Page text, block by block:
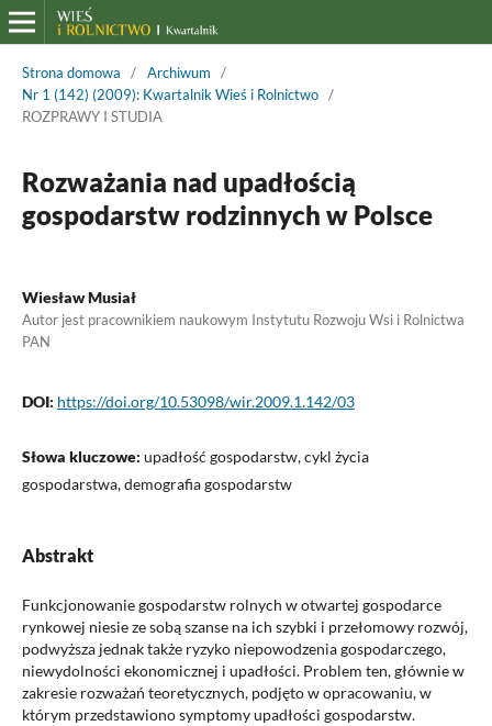
Strona domowa / Archiwum
/
Nr 1 (142) (2009): Kwartalnik Wieś i Rolnictwo /
ROZPRAWY I STUDIA
Rozważania nad upadłością
gospodarstw rodzinnych w Polsce
Wiesław Musiał
Autor jest pracownikiem naukowym Instytutu Rozwoju Wsi i Rolnictwa
PAN
DOI: https://doi.org/10.53098/wir.2009.1.142/03
Słowa kluczowe: upadłość gospodarstw, cykl życia
gospodarstwa, demografia gospodarstw
Abstrakt
Funkcjonowanie gospodarstw rolnych w otwartej gospodarce
rynkowej niesie ze sobą szanse na ich szybki i przełomowy rozwój,
podwyższa jednak także ryzyko niepowodzenia gospodarczego,
niewydolności ekonomicznej i upadłości. Problem ten, głównie w
zakresie rozważań teoretycznych, podjęto w opracowaniu, w
którym przedstawiono symptomy upadłości gospodarstw.